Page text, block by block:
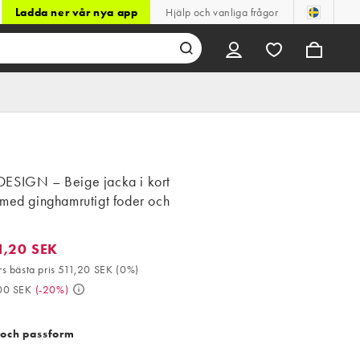
Ladda ner vår nya app Hjälp och vanliga frågor
– Beige jacka i kort
ginghamrutigt foder och
SEK. 30-dagars bästa pris 511,20 SEK (0%). Då 639,00 SEK. (-
SEK
bästa pris 511,20 SEK (0%)
SEK (-20%)
passform